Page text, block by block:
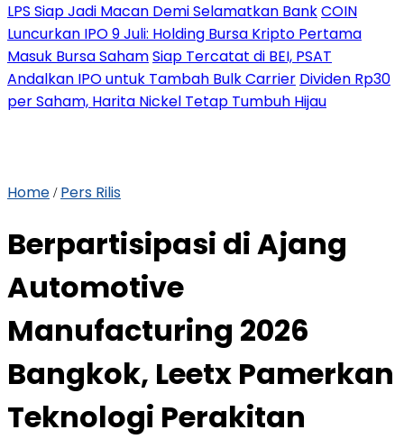
LPS Siap Jadi Macan Demi Selamatkan BankCOIN
Luncurkan IPO 9 Juli: Holding Bursa Kripto Pertama
Masuk Bursa SahamSiap Tercatat di BEI, PSAT
Andalkan IPO untuk Tambah Bulk Carrier Dividen Rp30
per Saham, Harita Nickel Tetap Tumbuh Hijau
Home / Pers Rilis
Berpartisipasi di Ajang
Automotive
Manufacturing 2026
Bangkok, Leetx Pamerkan
Teknologi Perakitan